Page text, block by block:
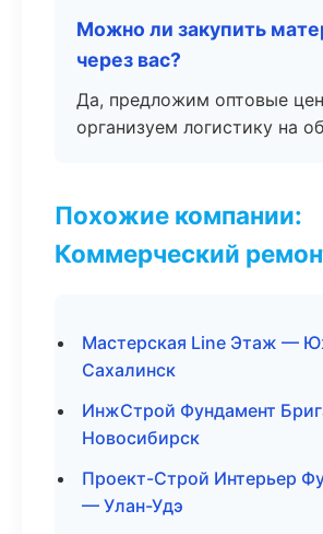
Можно ли закупить
через вас?
Да, предложим оптовые
организуем логистику на
Похожие компании:
Коммерческий
Мастерская Line Этаж —
Сахалинск
ИнжСтрой Фундамент
Новосибирск
Проект-Строй Интерьер
— Улан-Удэ